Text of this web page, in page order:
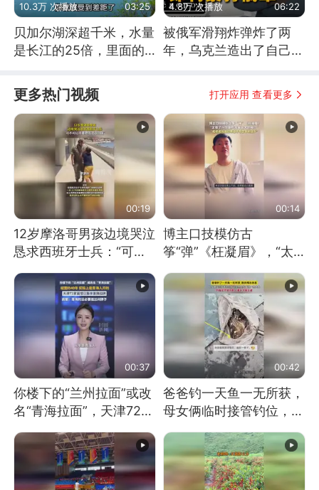
10.3万 次播放 03:25
贝加尔湖深超千米，水量
是长江的25倍，里面的
4.8万 次播放 06:22
被俄军滑翔炸弹炸了两
年，乌克兰造出了自己
更多热门视频 打开应用 查看更多
00:19
12岁摩洛哥男孩边境哭泣
恳求西班牙士兵：“可不
00:14
博主口技模仿古
筝“弹”《枉凝眉》，“太
吗？”“或将成为首位考级
不带古筝的选手。”（来
源：新华每日电讯）
00:37
你楼下的“兰州拉面”或改
名“青海拉面”，天津72家
00:42
爸爸钓一天鱼一无所获，
母女俩临时接管钓位，用